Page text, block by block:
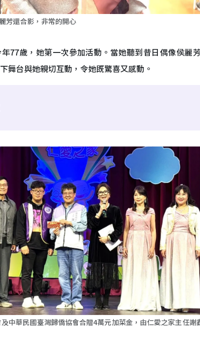
芳還合影，非常的開心
77歲，她第一次參加活動。當她聽到昔日偶像侯麗
舞台與她親切互動，令她既驚喜又感動。
中華民國臺灣歸僑協會合贈4萬元加菜金，由仁愛之家主任謝